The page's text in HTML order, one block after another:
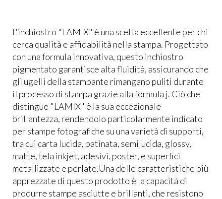
L'inchiostro "LAMIX" è una scelta eccellente per chi
cerca qualità e affidabilità nella stampa. Progettato
con una formula innovativa, questo inchiostro
pigmentato garantisce alta fluidità, assicurando che
gli ugelli della stampante rimangano puliti durante
il processo di stampa grazie alla formula j. Ciò che
distingue "LAMIX" è la sua eccezionale
brillantezza, rendendolo particolarmente indicato
per stampe fotografiche su una varietà di supporti,
tra cui carta lucida, patinata, semilucida, glossy,
matte, tela inkjet, adesivi, poster, e superfici
metallizzate e perlate.Una delle caratteristiche più
apprezzate di questo prodotto è la capacità di
produrre stampe asciutte e brillanti, che resistono